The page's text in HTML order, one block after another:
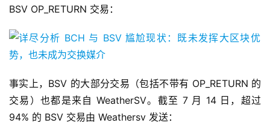
BSV OP_RETURN 交易：
事实上，BSV 的大部分交易（包括不带有 OP_RETURN 的
交易）也都是来自 WeatherSV。截至 7 月 14 日，超过
94% 的 BSV 交易由 Weathersv 发送：